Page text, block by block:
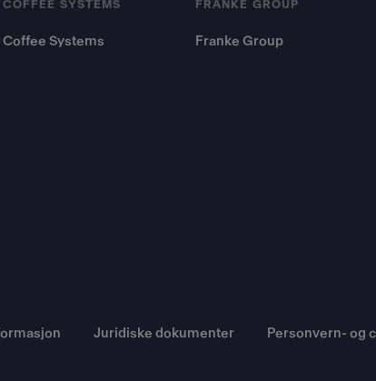
COFFEE SYSTEMS
Coffee Systems
FRANKE GROUP
Franke Group
Juridiske dokumenter Personvern- og